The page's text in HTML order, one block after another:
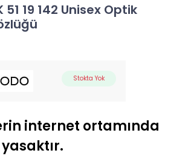
51 19 142 Unisex Optik
Stokta Yok
internet ortamında
yasaktır.